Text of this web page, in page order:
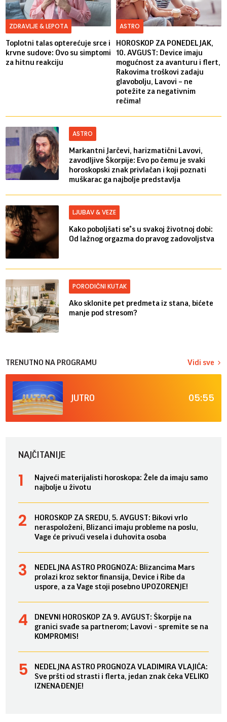
ZDRAVLJE & LEPOTA
Toplotni talas opterećuje srce i
krvne sudove: Ovo su simptomi
za hitnu reakciju
ASTRO
HOROSKOP ZA PONEDELJAK,
10. AVGUST: Device imaju
mogućnost za avanturu i flert,
Rakovima troškovi zadaju
glavobolju, Lavovi – ne
potežite za negativnim
rečima!
ASTRO
Markantni Jarčevi, harizmatični Lavovi,
zavodljive Škorpije: Evo po čemu je svaki
horoskopski znak privlačan i koji poznati
muškarac ga najbolje predstavlja
LJUBAV & VEZE
Kako poboljšati se*s u svakoj životnoj dobi:
Od lažnog orgazma do pravog zadovoljstva
PORODIČNI KUTAK
Ako sklonite pet predmeta iz stana, bićete
manje pod stresom?
TRENUTNO NA PROGRAMU Vidi sve
JUTRO 05:55
NAJČITANIJE
Najveći materijalisti horoskopa: Žele da imaju samo
najbolje u životu
HOROSKOP ZA SREDU, 5. AVGUST: Bikovi vrlo
neraspoloženi, Blizanci imaju probleme na poslu,
Vage će privući vesela i duhovita osoba
NEDELJNA ASTRO PROGNOZA: Blizancima Mars
prolazi kroz sektor finansija, Device i Ribe da
uspore, a za Vage stoji posebno UPOZORENJE!
DNEVNI HOROSKOP ZA 9. AVGUST: Škorpije na
granici svađe sa partnerom; Lavovi - spremite se na
KOMPROMIS!
NEDELJNA ASTRO PROGNOZA VLADIMIRA VLAJIĆA:
Sve pršti od strasti i flerta, jedan znak čeka VELIKO
IZNENAĐENJE!